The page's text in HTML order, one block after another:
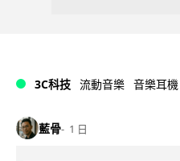
3C科技 流動音樂 音樂耳機
藍骨 1 日